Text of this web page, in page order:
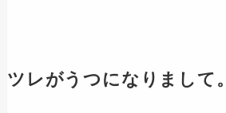
ツレがうつになりまして。